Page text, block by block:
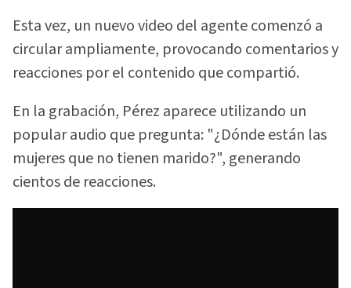
Esta vez, un nuevo video del agente comenzó a
circular ampliamente, provocando comentarios y
reacciones por el contenido que compartió.
En la grabación, Pérez aparece utilizando un
popular audio que pregunta: "¿Dónde están las
mujeres que no tienen marido?", generando
cientos de reacciones.